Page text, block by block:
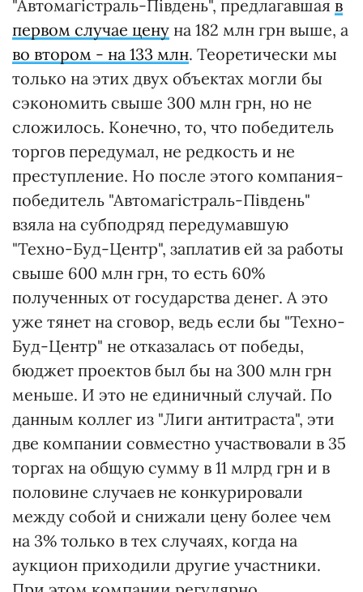
"Автомагістраль-Південь", предлагавшая в
первом случае цену на 182 млн грн выше, а
во втором - на 133 млн. Теоретически мы
только на этих двух объектах могли бы
сэкономить свыше 300 млн грн, но не
сложилось. Конечно, то, что победитель
торгов передумал, не редкость и не
преступление. Но после этого компания-
победитель "Автомагістраль-Південь"
взяла на субподряд передумавшую
"Техно-Буд-Центр", заплатив ей за работы
свыше 600 млн грн, то есть 60%
полученных от государства денег. А это
уже тянет на сговор, ведь если бы "Техно-
Буд-Центр" не отказалась от победы,
бюджет проектов был бы на 300 млн грн
меньше. И это не единичный случай. По
данным коллег из "Лиги антитраста", эти
две компании совместно участвовали в 35
торгах на общую сумму в 11 млрд грн и в
половине случаев не конкурировали
между собой и снижали цену более чем
на 3% только в тех случаях, когда на
аукцион приходили другие участники.